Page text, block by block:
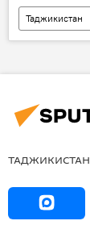
Таджикистан
ТАДЖИКИСТАН